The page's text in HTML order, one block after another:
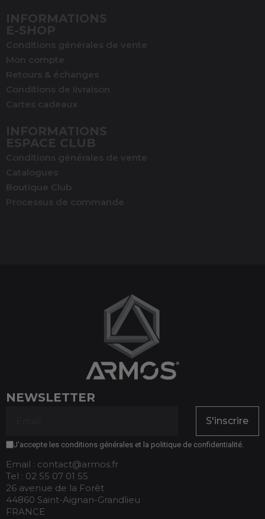
INFORMATIONS
E-SHOP
Conditions générales de vente
Mon compte
Retours & échanges
Conditions de livraison
Cartes cadeaux
INFORMATIONS
ESPACE CLUB
Conditions générales de vente
Catalogues
Boutique Club
Processus de commande
NEWSLETTER
S'inscrire
J'accepte les conditions générales et la politique de confidentialité.
Email : contact@armos.fr
Tel : 02 55 07 01 55
26 avenue de la Forêt
44860 Saint-Aignan-Grandlieu
FRANCE